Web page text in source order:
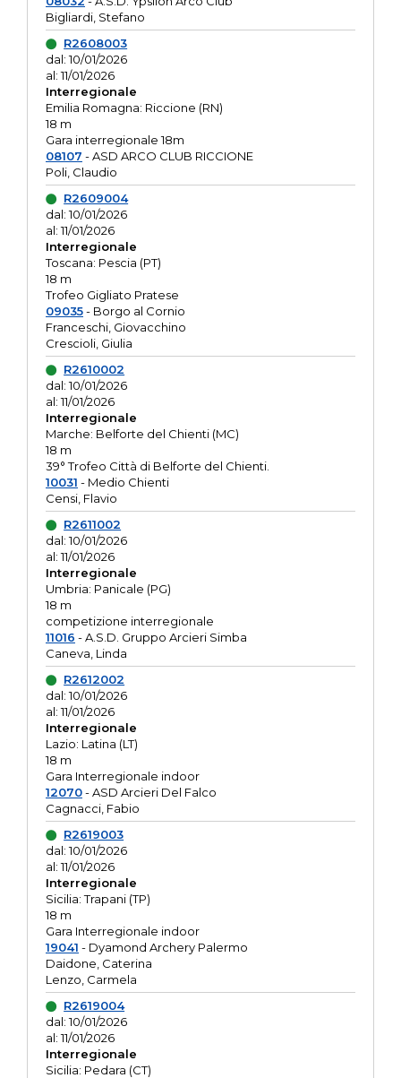
Bigliardi, Stefano
R2608003
dal: 10/01/2026
al: 11/01/2026
Interregionale
Emilia Romagna: Riccione (RN)
18 m
Gara interregionale 18m
08107 - ASD ARCO CLUB RICCIONE
Poli, Claudio
R2609004
dal: 10/01/2026
al: 11/01/2026
Interregionale
Toscana: Pescia (PT)
18 m
Trofeo Gigliato Pratese
09035- Borgo al Cornio
Franceschi, Giovacchino
Crescioli, Giulia
R2610002
dal: 10/01/2026
al: 11/01/2026
Interregionale
Marche: Belforte del Chienti (MC)
18 m
39° Trofeo Città di Belforte del Chienti.
10031 - Medio Chienti
Censi, Flavio
R2611002
dal: 10/01/2026
al: 11/01/2026
Interregionale
Umbria: Panicale (PG)
18 m
competizione interregionale
11016 - A.S.D. Gruppo Arcieri Simba
Caneva, Linda
R2612002
dal: 10/01/2026
al: 11/01/2026
Interregionale
Lazio: Latina (LT)
18 m
Gara Interregionale indoor
12070- ASD Arcieri Del Falco
Cagnacci, Fabio
R2619003
dal: 10/01/2026
al: 11/01/2026
Interregionale
Sicilia: Trapani (TP)
18 m
Gara Interregionale indoor
19041 - Dyamond Archery Palermo
Daidone, Caterina
Lenzo, Carmela
R2619004
dal: 10/01/2026
al: 11/01/2026
Interregionale
Sicilia: Pedara (CT)